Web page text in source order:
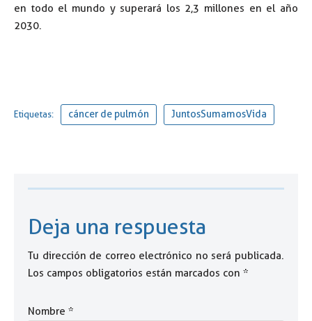
en todo el mundo y superará los 2,3 millones en el año
2030.
Etiquetas: cáncer de pulmón JuntosSumamosVida
Deja una respuesta
Tu dirección de correo electrónico no será publicada.
Los campos obligatorios están marcados con *
Nombre *